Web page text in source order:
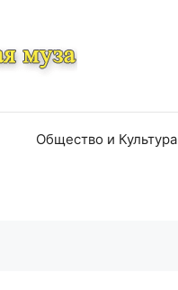
Общество и Культура